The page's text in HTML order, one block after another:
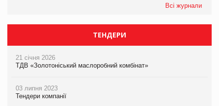
Всі журнали
ТЕНДЕРИ
21 січня 2026
ТДВ «Золотоніський маслоробний комбінат»
03 липня 2023
Тендери компанії